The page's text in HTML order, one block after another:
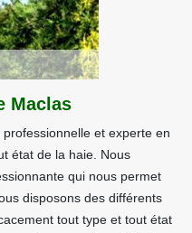
Maclas
et experte en
état de la haie. Nous
qui nous permet
disposons des différents
tout type et tout état